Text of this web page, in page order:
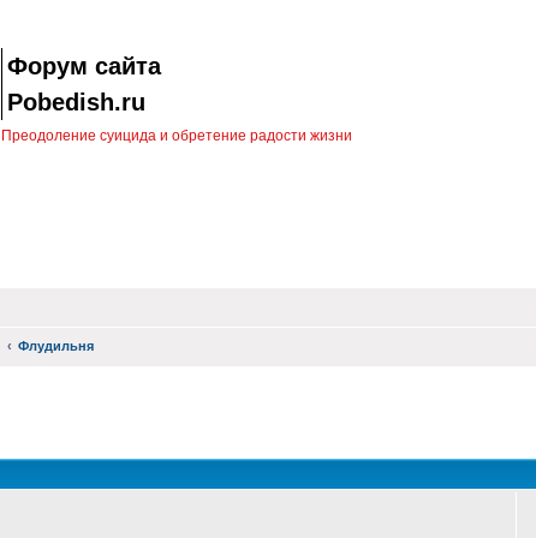
Форум сайта
Pobedish.ru
Преодоление суицида и обретение радости жизни
Флудильня